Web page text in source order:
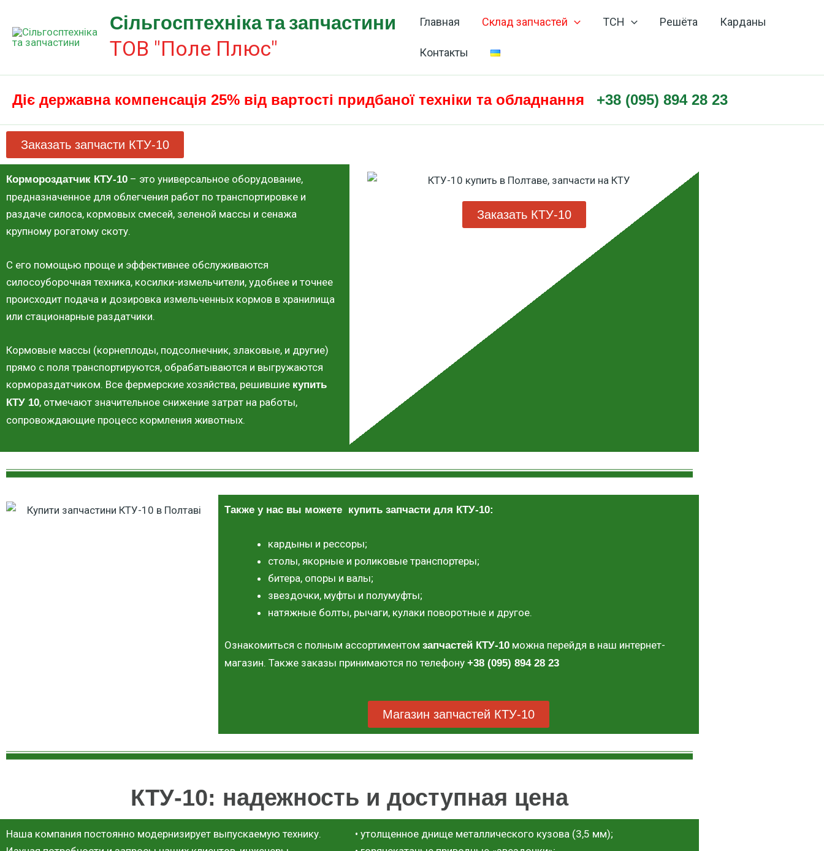
содержимому
Сільгосптехніка та запчастини
ТОВ "Поле Плюс"
Главная Склад запчастей ТСН Решёта Карданы
Контакты
Діє державна компенсація 25% від вартості придбаної техніки та обладнання +38 (095) 894 28 23
Заказать запчасти КТУ-10
Кормороздатчик КТУ-10 – это универсальное оборудование,
предназначенное для облегчения работ по транспортировке и
раздаче силоса, кормовых смесей, зеленой массы и сенажа
крупному рогатому скоту.
С его помощью проще и эффективнее обслуживаются
силосоуборочная техника, косилки-измельчители, удобнее и точнее
происходит подача и дозировка измельченных кормов в хранилища
или стационарные раздатчики.
Кормовые массы (корнеплоды, подсолнечник, злаковые, и другие)
прямо с поля транспортируются, обрабатываются и выгружаются
кормораздатчиком. Все фермерские хозяйства, решившие купить
КТУ 10, отмечают значительное снижение затрат на работы,
сопровождающие процесс кормления животных.
Заказать КТУ-10
Также у нас вы можете купить запчасти для КТУ-10:
кардыны и рессоры;
столы, якорные и роликовые транспортеры;
битера, опоры и валы;
звездочки, муфты и полумуфты;
натяжные болты, рычаги, кулаки поворотные и другое.
Ознакомиться с полным ассортиментом запчастей КТУ-10можна перейдя в наш интернет-
магазин. Также заказы принимаются по телефону +38 (095) 894 28 23
Магазин запчастей КТУ-10
КТУ-10: надежность и доступная цена
Наша компания постоянно модернизирует выпускаемую технику.
• утолщенное днище металлического кузова (3,5 мм);